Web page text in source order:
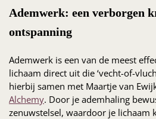
Ademwerk: een verborgen
ontspanning
Ademwerk is een van de meest
lichaam direct uit die ‘vecht-of-
hierbij samen met Maartje van
Alchemy. Door je ademhaling
zenuwstelsel, waardoor je lichaam